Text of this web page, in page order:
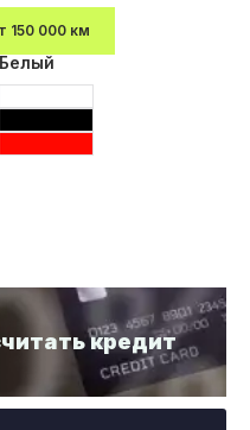
Белый
150 000 км
кредит